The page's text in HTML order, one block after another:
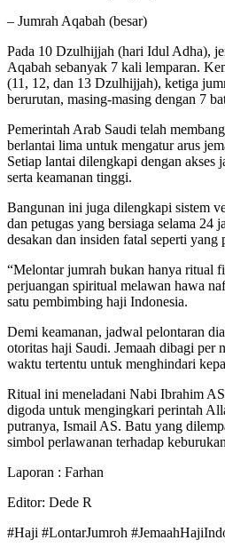
– Jumrah Aqabah (besar)
Pada 10 Dzulhijjah (hari Idul Adha),
Aqabah sebanyak 7 kali lemparan.
(11, 12, dan 13 Dzulhijjah), ketiga
berurutan, masing-masing dengan 7
Pemerintah Arab Saudi telah
berlantai lima untuk mengatur arus
Setiap lantai dilengkapi dengan akses
serta keamanan tinggi.
Bangunan ini juga dilengkapi sistem
dan petugas yang bersiaga selama 24
desakan dan insiden fatal seperti yang
“Melontar jumrah bukan hanya ritual
perjuangan spiritual melawan hawa
satu pembimbing haji Indonesia.
Demi keamanan, jadwal pelontaran
otoritas haji Saudi. Jemaah dibagi per
waktu tertentu untuk menghindari
Ritual ini meneladani Nabi Ibrahim
digoda untuk mengingkari perintah
putranya, Ismail AS. Batu yang
simbol perlawanan terhadap
Laporan : Farhan
Editor: Dede R
#Haji #LontarJumroh